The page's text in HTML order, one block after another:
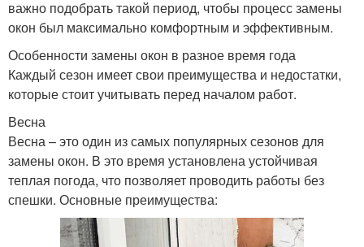
важно подобрать такой период, чтобы процесс замены
окон был максимально комфортным и эффективным.
Особенности замены окон в разное время года
Каждый сезон имеет свои преимущества и недостатки,
которые стоит учитывать перед началом работ.
Весна
Весна – это один из самых популярных сезонов для
замены окон. В это время установлена устойчивая
теплая погода, что позволяет проводить работы без
спешки. Основные преимущества: